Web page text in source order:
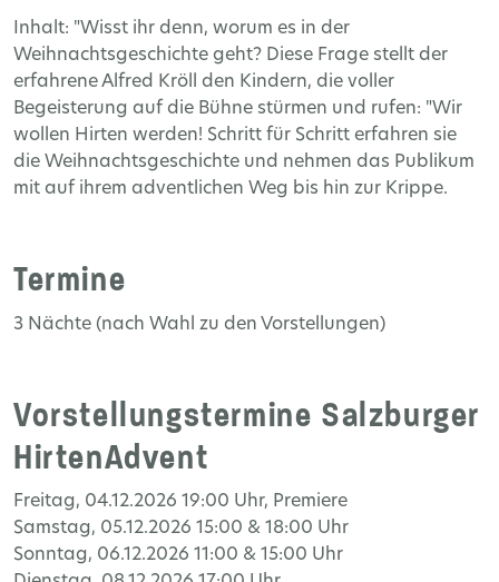
Inhalt: "Wisst ihr denn, worum es in der
Weihnachtsgeschichte geht? Diese Frage stellt der
erfahrene Alfred Kröll den Kindern, die voller
Begeisterung auf die Bühne stürmen und rufen: "Wir
wollen Hirten werden! Schritt für Schritt erfahren sie
die Weihnachtsgeschichte und nehmen das Publikum
mit auf ihrem adventlichen Weg bis hin zur Krippe.
Termine
3 Nächte (nach Wahl zu den Vorstellungen)
Vorstellungstermine Salzburger
HirtenAdvent
Freitag, 04.12.2026 19:00 Uhr, Premiere
Samstag, 05.12.2026 15:00 & 18:00 Uhr
Sonntag, 06.12.2026 11:00 & 15:00 Uhr